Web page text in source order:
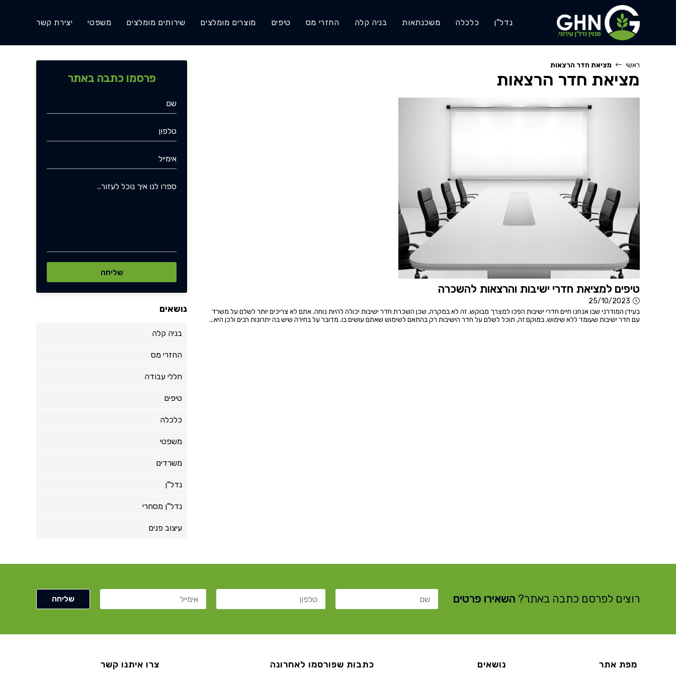
נדל"ן כלכלה משכנתאות בניה קלה החזרי מס טיפים מוצרים מומלצים שירותים מומלצים משפטי יצירת קשר
ראשי מציאת חדר הרצאות
מציאת חדר הרצאות
טיפים למציאת חדרי ישיבות והרצאות להשכרה
25/10/2023
בעידן המודרני שבו אנחנו חיים חדרי ישיבות הפכו למצרך מבוקש. זה לא במקרה, שכן השכרת חדר ישיבות יכולה להיות נוחה. אתם לא צריכים יותר לשלם על משרד
עם חדר ישיבות שעומד ללא שימוש. במוקם זה, תוכל לשלם על חדר הישיבות רק בהתאם לשימוש שאתם עושים בו. מדובר על בחירה שיש בה יתרונות רבים ולכן היא...
פרסמו כתבה באתר
נושאים
בניה קלה
החזרי מס
חללי עבודה
טיפים
כלכלה
משפטי
משרדים
נדל"ן
נדל"ן מסחרי
עיצוב פנים
רוצים לפרסם כתבה באתר? השאירו פרטים
מפת אתר נושאים כתבות שפורסמו לאחרונה צרו איתנו קשר